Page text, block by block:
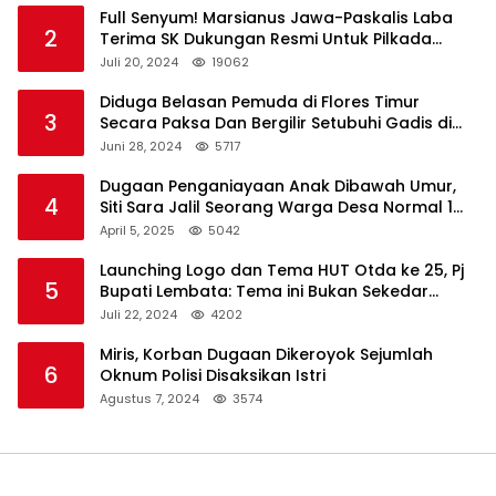
2
Full Senyum! Marsianus Jawa-Paskalis Laba
Terima SK Dukungan Resmi Untuk Pilkada
Lembata
Juli 20, 2024 19062
3
Diduga Belasan Pemuda di Flores Timur
Secara Paksa Dan Bergilir Setubuhi Gadis di
Bawah Umur
Juni 28, 2024 5717
4
Dugaan Penganiayaan Anak Dibawah Umur,
Siti Sara Jalil Seorang Warga Desa Normal 1
Melapor ke Polisi
April 5, 2025 5042
5
Launching Logo dan Tema HUT Otda ke 25, Pj
Bupati Lembata: Tema ini Bukan Sekedar
Refleksi Semalam
Juli 22, 2024 4202
6
Miris, Korban Dugaan Dikeroyok Sejumlah
Oknum Polisi Disaksikan Istri
Agustus 7, 2024 3574